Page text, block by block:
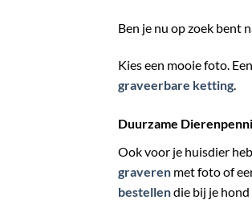
Ben je nu op zoek bent
Kies een mooie foto.
graveerbare ketting.
Duurzame
Ook voor je huisdier
graveren met foto of
bestellendie bij je hond